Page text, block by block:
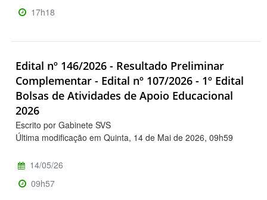
17h18
Edital nº 146/2026 - Resultado Preliminar
Complementar - Edital nº 107/2026 - 1º Edital
Bolsas de Atividades de Apoio Educacional
2026
Escrito por Gabinete SVS
Última modificação em Quinta, 14 de Mai de 2026, 09h59
14/05/26
09h57